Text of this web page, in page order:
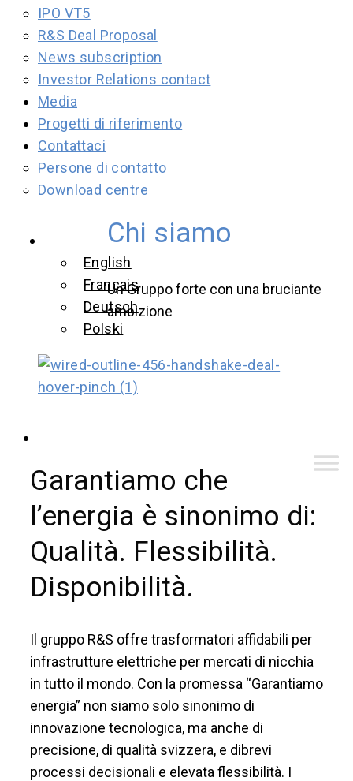
IPO VT5
R&S Deal Proposal
News subscription
Investor Relations contact
Media
Progetti di riferimento
Contattaci
Persone di contatto
Download centre
English
Français
Deutsch
Polski
Chi siamo
Un Gruppo forte con una bruciante
ambizione
Garantiamo che
l’energia è sinonimo di:
Qualità. Flessibilità.
Disponibilità.
Il gruppo R&S offre trasformatori affidabili per
infrastrutture elettriche per mercati di nicchia
in tutto il mondo. Con la promessa “Garantiamo
energia” non siamo solo sinonimo di
innovazione tecnologica, ma anche di
precisione, di qualità svizzera, e dibrevi
processi decisionali e elevata flessibilità. I